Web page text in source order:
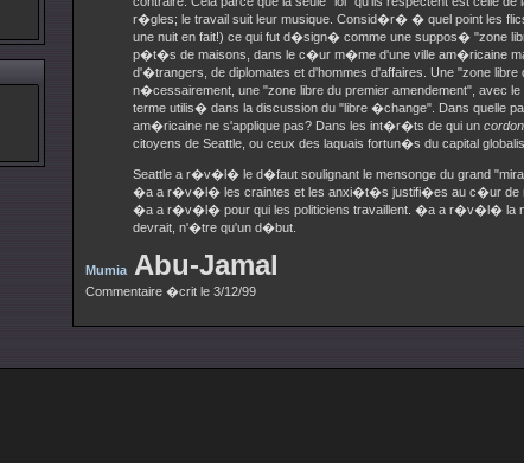
r�gles; le travail suit leur musique. Consid�r� � quel point les
une nuit en fait!) ce qui fut d�sign� comme une suppos� "zone
p�t�s de maisons, dans le c�ur m�me d'une ville am�ricaine
d'�trangers, de diplomates et d'hommes d'affaires. Une "zone libre
n�cessairement, une "zone libre du premier amendement", avec le
terme utilis� dans la discussion du "libre �change". Dans quelle
am�ricaine ne s'applique pas? Dans les int�r�ts de qui un
citoyens de Seattle, ou ceux des laquais fortun�s du capital
Seattle a r�v�l� le d�faut soulignant le mensonge du grand
�a a r�v�l� les craintes et les anxi�t�s justifi�es au c�ur de
�a a r�v�l� pour qui les politiciens travaillent. �a a r�v�l� la
devrait, n'�tre qu'un d�but.
Mumia Abu-Jamal
Commentaire �crit le 3/12/99